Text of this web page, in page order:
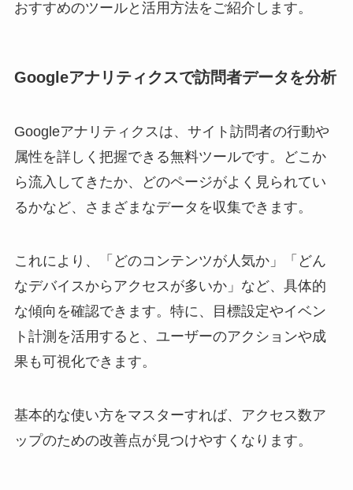
おすすめのツールと活用方法をご紹介します。
Googleアナリティクスで訪問者データを分析
Googleアナリティクスは、サイト訪問者の行動や
属性を詳しく把握できる無料ツールです。どこか
ら流入してきたか、どのページがよく見られてい
るかなど、さまざまなデータを収集できます。
これにより、「どのコンテンツが人気か」「どん
なデバイスからアクセスが多いか」など、具体的
な傾向を確認できます。特に、目標設定やイベン
ト計測を活用すると、ユーザーのアクションや成
果も可視化できます。
基本的な使い方をマスターすれば、アクセス数ア
ップのための改善点が見つけやすくなります。